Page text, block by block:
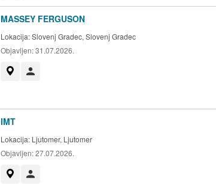
MASSEY FERGUSON
Lokacija:Slovenj Gradec, Slovenj Gradec
Objavljen:31.07.2026.
IMT
Lokacija: Ljutomer, Ljutomer
Objavljen:27.07.2026.